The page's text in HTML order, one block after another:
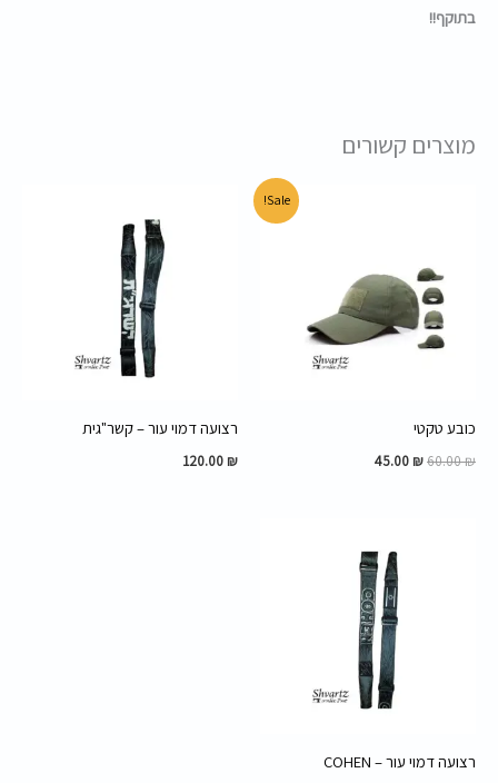
בתוקף!!
מוצרים קשורים
Sale!
כובע טקטי
60.00₪
45.00 ₪
רצועה דמוי עור – קשר"גית
120.00 ₪
רצועה דמוי עור – COHEN